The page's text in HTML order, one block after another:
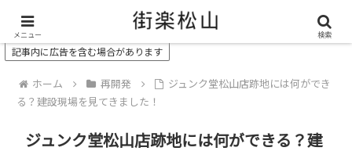
＼ 松山の街を“オモシロク”する地域情報メディア ／
記事内に広告を含む場合があります
ホーム 再開発
ジュンク堂松山店跡地には何ができ
る？建設現場を見てきました！
ジュンク堂松山店跡地には何ができる？建
メニュー 検索